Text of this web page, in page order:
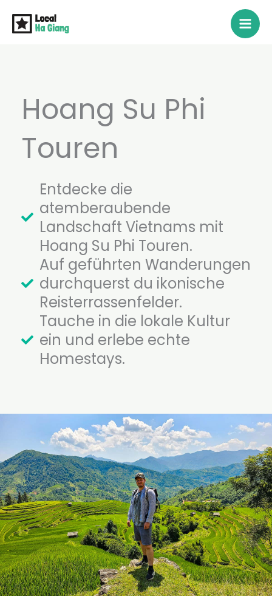
Inhalt
Hoang Su Phi
Touren
Entdecke die
atemberaubende
Landschaft Vietnams mit
Hoang Su Phi Touren.
Auf geführten Wanderungen
durchquerst du ikonische
Reisterrassenfelder.
Tauche in die lokale Kultur
ein und erlebe echte
Homestays.